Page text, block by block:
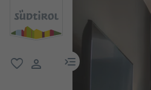
menu link